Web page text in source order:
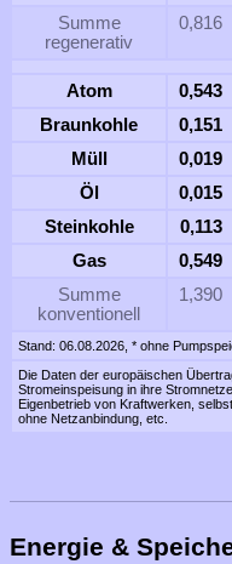
Summe
regenerativ
0,816
Atom 0,543
Braunkohle
0,151
Müll
0,019
Öl
0,015
Steinkohle
0,113
Gas
0,549
Summe
konventionell
1,390
Stand: 06.08.2026, * ohne
Die Daten der europäischen
Stromeinspeisung in ihre
Eigenbetrieb von Kraftwerken,
ohne Netzanbindung, etc.
Energie &